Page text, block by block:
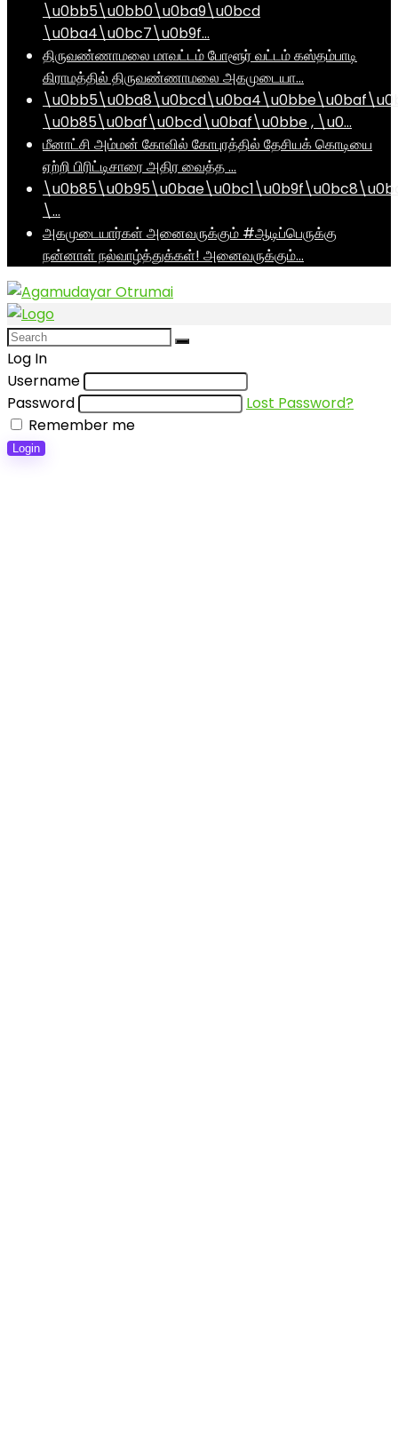
\u0bb5\u0bb0\u0ba9\u0bcd
\u0ba4\u0bc7\u0b9f…
திருவண்ணாமலை மாவட்டம் போளூர் வட்டம் கஸ்தம்பாடி
கிராமத்தில் திருவண்ணாமலை அகமுடையா…
\u0b85\u0baf\u0bcd\u0baf\u0bbe , \u0…
மீனாட்சி அம்மன் கோவில் கோபுரத்தில் தேசியக் கொடியை
ஏற்றி பிரிட்டிசாரை அதிர வைத்த …
\…
அகமுடையார்கள் அனைவருக்கும் #ஆடிப்பெருக்கு
நன்னாள் நல்வாழ்த்துக்கள்! அனைவருக்கும்…
Log In
Username
Password
Lost Password?
Remember me
Login